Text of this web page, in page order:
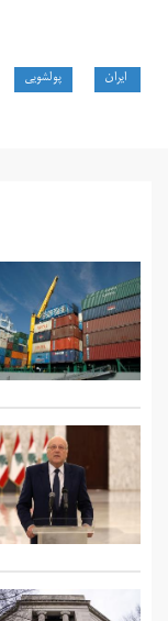
ایران پولشویی